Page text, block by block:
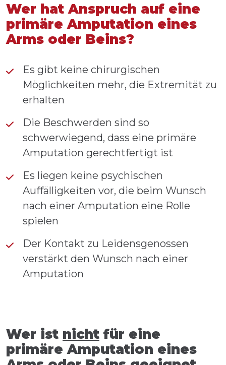
Wer hat Anspruch auf eine
primäre Amputation eines
Arms oder Beins?
Es gibt keine chirurgischen
Möglichkeiten mehr, die Extremität zu
erhalten
Die Beschwerden sind so
schwerwiegend, dass eine primäre
Amputation gerechtfertigt ist
Es liegen keine psychischen
Auffälligkeiten vor, die beim Wunsch
nach einer Amputation eine Rolle
spielen
Der Kontakt zu Leidensgenossen
verstärkt den Wunsch nach einer
Amputation
Wer ist nicht für eine
primäre Amputation eines